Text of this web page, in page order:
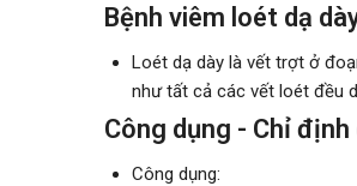
Bệnh viêm loét dạ
Loét dạ dày là vết trợt ở
như tất cả các vết loét đều
Công dụng - Chỉ
Công dụng: